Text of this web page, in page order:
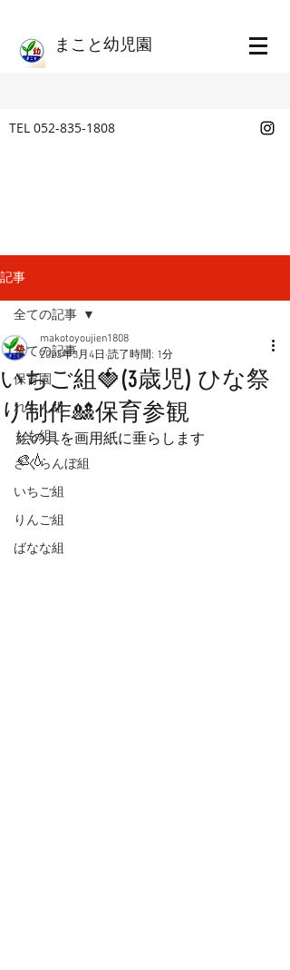
​まこと幼児園
TEL 052-835-1808
記事
全ての記事
保育園
れもん組
もも組
さくらんぼ組
いちご組
りんご組
ばなな組
全ての記事
いちご組🍓(3歳児) ひな祭
り制作🎎保育参観
makotoyoujien1808
2023年3月4日 読了時間: 1分
絵の具を画用紙に垂らします
🎨💧